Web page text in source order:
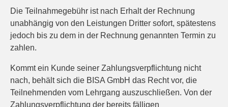
Die Teilnahmegebühr ist nach Erhalt der Rechnung
unabhängig von den Leistungen Dritter sofort, spätestens
jedoch bis zu dem in der Rechnung genannten Termin zu
zahlen.
Kommt ein Kunde seiner Zahlungsverpflichtung nicht
nach, behält sich die BISA GmbH das Recht vor, die
Teilnehmenden vom Lehrgang auszuschließen. Von der
Zahlungsverpflichtung der bereits fälligen